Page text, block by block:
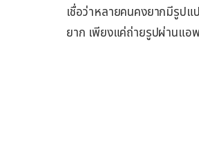
เชื่อว่าหลายคนคงยากมีรูปแ
ยาก เพียงแค่ถ่ายรูปผ่านแอ